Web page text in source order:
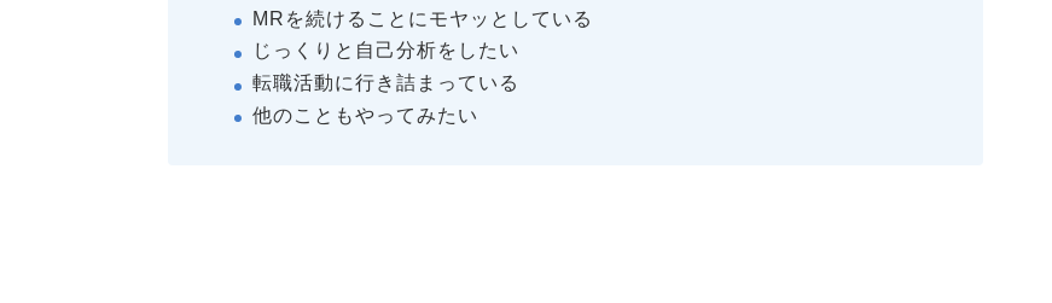
MRを続けることにモヤッとしている
じっくりと自己分析をしたい
転職活動に行き詰まっている
他のこともやってみたい